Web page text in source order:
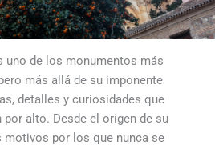
uno de los monumentos más
más allá de su imponente
detalles y curiosidades que
alto. Desde el origen de su
por los que nunca se